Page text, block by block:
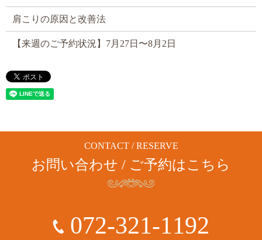
肩こりの原因と改善法
【来週のご予約状況】7月27日〜8月2日
CONTACT / RESERVE
お問い合わせ / ご予約はこちら
072-321-1192